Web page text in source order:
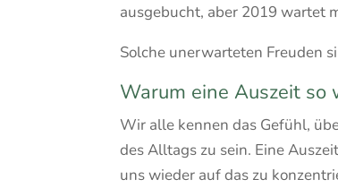
ausgebucht, aber 2019 wartet
Solche unerwarteten Freuden
Warum eine Auszeit so
Wir alle kennen das Gefühl,
des Alltags zu sein. Eine
uns wieder auf das zu